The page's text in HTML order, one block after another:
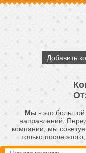
Добавить
Мы- это большой
направлений.
компании, мы
только после